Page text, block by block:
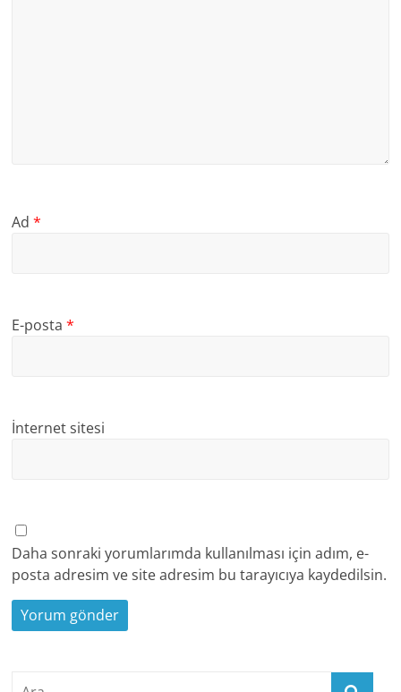
Ad*
E-posta*
İnternet sitesi
Daha sonraki yorumlarımda kullanılması için adım, e-
posta adresim ve site adresim bu tarayıcıya kaydedilsin.